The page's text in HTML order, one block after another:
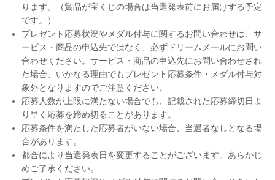
ります。（賞品が宝くじの場合は当選発表前にお届けする予定
です。）
プレゼント応募状況やメダル付与に関するお問い合わせは、サ
ービス・商品の申込先ではなく、必ずドリームメールにお問い
合わせください。サービス・商品の申込先にお問い合わせされ
た場合、いかなる理由でもプレゼント応募条件・メダル付与対
象外となりますのでご注意ください。
応募人数が上限に満たない場合でも、記載された応募締切日よ
り早く応募を締め切ることがあります。
応募条件を満たした応募者がいない場合、当選者なしとなる場
合があります。
都合により当選発表日を変更することがございます。あらかじ
めご了承ください。